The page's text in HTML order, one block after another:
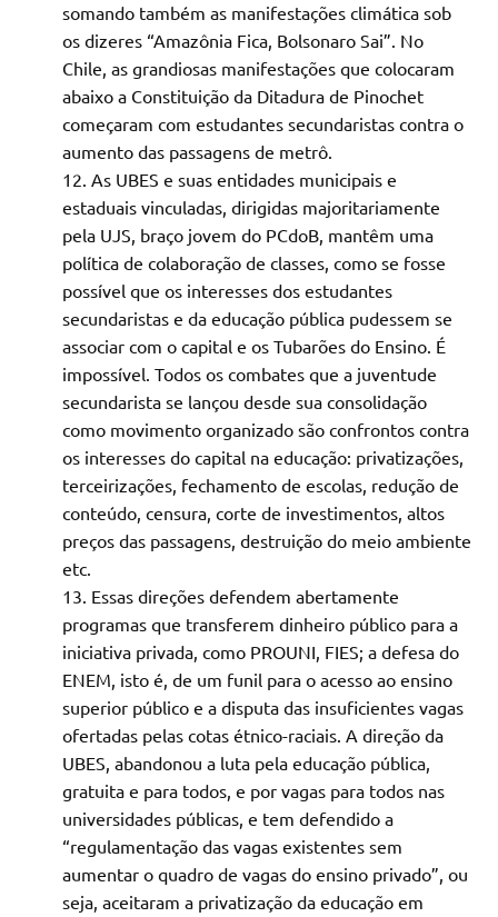
somando também as manifestações climática sob
os dizeres “Amazônia Fica, Bolsonaro Sai”. No
Chile, as grandiosas manifestações que colocaram
abaixo a Constituição da Ditadura de Pinochet
começaram com estudantes secundaristas contra o
aumento das passagens de metrô.
As UBES e suas entidades municipais e
estaduais vinculadas, dirigidas majoritariamente
pela UJS, braço jovem do PCdoB, mantêm uma
política de colaboração de classes, como se fosse
possível que os interesses dos estudantes
secundaristas e da educação pública pudessem se
associar com o capital e os Tubarões do Ensino. É
impossível. Todos os combates que a juventude
secundarista se lançou desde sua consolidação
como movimento organizado são confrontos contra
os interesses do capital na educação: privatizações,
terceirizações, fechamento de escolas, redução de
conteúdo, censura, corte de investimentos, altos
preços das passagens, destruição do meio ambiente
etc.
Essas direções defendem abertamente
programas que transferem dinheiro público para a
iniciativa privada, como PROUNI, FIES; a defesa do
ENEM, isto é, de um funil para o acesso ao ensino
superior público e a disputa das insuficientes vagas
ofertadas pelas cotas étnico-raciais. A direção da
UBES, abandonou a luta pela educação pública,
gratuita e para todos, e por vagas para todos nas
universidades públicas, e tem defendido a
“regulamentação das vagas existentes sem
aumentar o quadro de vagas do ensino privado”, ou
seja, aceitaram a privatização da educação em